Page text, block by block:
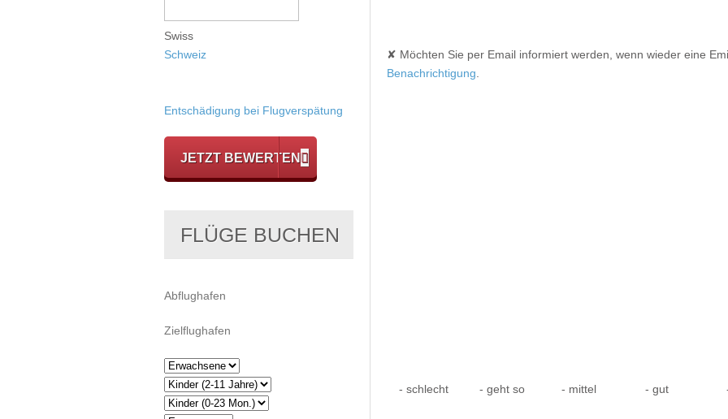
✘ Möchten Sie per Email informiert werden, wenn wieder eine
Benachrichtigung
- schlecht - geht so - mittel - gut
Swiss
Schweiz
Entschädigung bei Flugverspätung
JETZT BEWERTEN
FLÜGE BUCHEN